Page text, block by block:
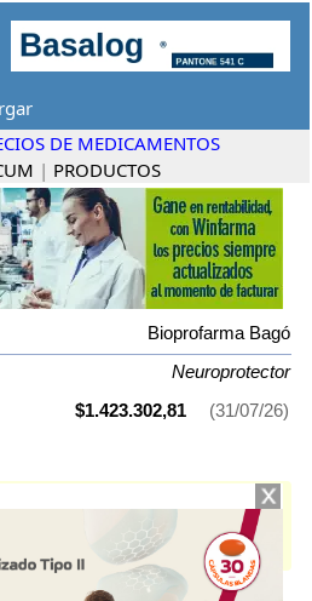
DE MEDICAMENTOS
| PRODUCTOS
Bioprofarma Bagó
Neuroprotector
$1.423.302,81 (31/07/26)
y cuenta con 1 presentación